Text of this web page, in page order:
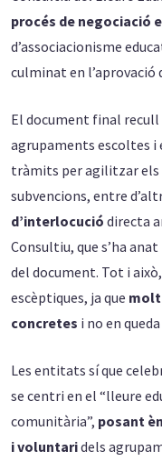
procés de negociació
d’associacionisme
culminat en l’aprovació
El document final recull
agrupaments escoltes i
tràmits per agilitzar els
subvencions, entre
d’interlocució directa
Consultiu, que s’ha
del document. Tot i
escèptiques, ja que
concretes i no en
Les entitats sí que
se centri en el “lleure
comunitària”, posant
i voluntaridels